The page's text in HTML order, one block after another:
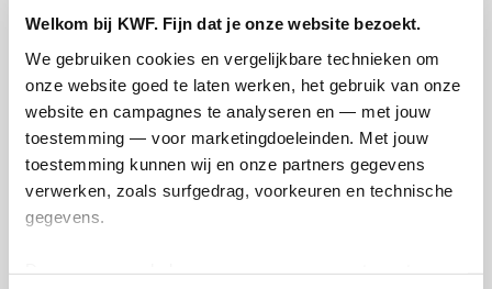
Welkom bij KWF. Fijn dat je onze website bezoekt.
We gebruiken cookies en vergelijkbare technieken om
onze website goed te laten werken, het gebruik van onze
website en campagnes te analyseren en — met jouw
toestemming — voor marketingdoeleinden. Met jouw
toestemming kunnen wij en onze partners gegevens
verwerken, zoals surfgedrag, voorkeuren en technische
gegevens.
Diesel's badges